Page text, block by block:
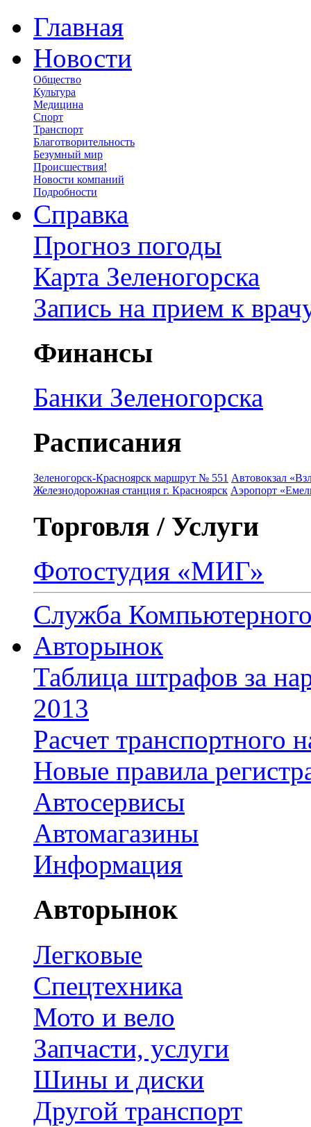
Главная
Новости
Общество
Культура
Медицина
Спорт
Транспорт
Благотворительность
Безумный мир
Происшествия!
Новости компаний
Подробности
Справка
Прогноз погоды
Карта Зеленогорска
Запись на прием к
Финансы
Банки Зеленогорска
Расписания
Зеленогорск-Красноярск маршрут № 551 Автовокзал
Железнодорожная станция г. Красноярск Аэропорт
Торговля / Услуги
Фотостудия «МИГ»
Служба
Авторынок
Таблица штрафов за
2013
Расчет транспортного
Новые правила
Автосервисы
Автомагазины
Информация
Авторынок
Легковые
Спецтехника
Мото и вело
Запчасти, услуги
Шины и диски
Другой транспорт